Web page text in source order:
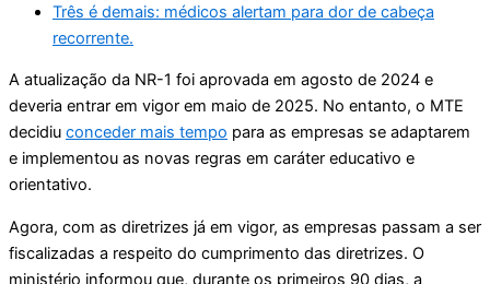
Três é demais: médicos alertam para dor de cabeça
recorrente.
A atualização da NR-1 foi aprovada em agosto de 2024 e
deveria entrar em vigor em maio de 2025. No entanto, o MTE
decidiu conceder mais tempo para as empresas se adaptarem
e implementou as novas regras em caráter educativo e
orientativo.
Agora, com as diretrizes já em vigor, as empresas passam a ser
fiscalizadas a respeito do cumprimento das diretrizes. O
ministério informou que, durante os primeiros 90 dias, a